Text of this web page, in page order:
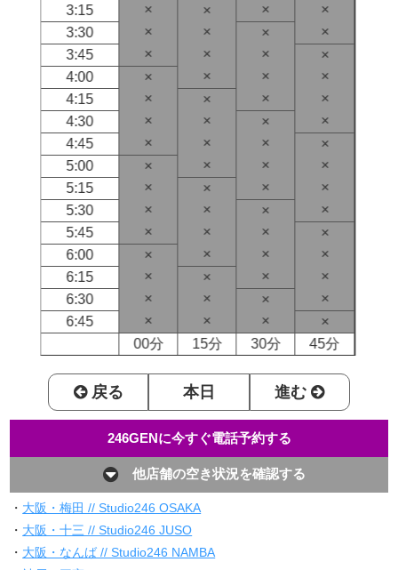
3:15
× × ×
×
3:30
× × ×
×
3:45
× × ×
×
4:00
× × ×
×
4:15
× × ×
×
4:30
× × ×
×
4:45
× × ×
×
5:00
× × ×
×
5:15
× × ×
×
5:30
× × ×
×
5:45
× × ×
×
6:00
× × ×
×
6:15
× × ×
×
6:30
× × ×
×
6:45
× × ×
×
00分
15分 30分 45分
戻る 本日 進む
246GENに今すぐ電話予約する
他店舗の空き状況を確認する
・ 大阪・梅田 // Studio246 OSAKA
・ 大阪・十三 // Studio246 JUSO
・ 大阪・なんば // Studio246 NAMBA